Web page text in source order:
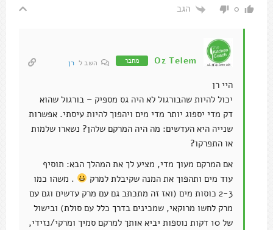
0 הגב
Oz Telem מחבר השב ל רן
היי רן
יכול להיות שהבורגול לא היה גס מספיק – בורגול שהוא
דק מדי יספוג יותר מדי מים ויהפוך להיות עיסתי. אפשרות
שנייה היא העדשים: מה היה המרקם שלהן? נשארו שלמות
או התפרקו?
אם המרקם מעוך מדי, מציע לך את המהלך הבא: תוסיף
עוד מים ותהפוך את המנה שקיבלת למרק
. משהו כמו
2-3 כוסות מים (ואז זה מתכתב גם עם מרק עדשים וגם עם
מרק לחשו מרוקאי, שמכינים בדרך כלל עם סולת) ובישול
של 10 דקות נוספות יביא אותך למרקם סמיך ומרקי/נזידי,